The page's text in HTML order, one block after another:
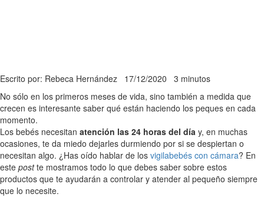
Escrito por: Rebeca Hernández 17/12/2020 3 minutos
No sólo en los primeros meses de vida, sino también a medida que
crecen es interesante saber qué están haciendo los peques en cada
momento.
Los bebés necesitan atención las 24 horas del día y, en muchas
ocasiones, te da miedo dejarles durmiendo por si se despiertan o
necesitan algo. ¿Has oído hablar de los vigilabebés con cámara? En
este postte mostramos todo lo que debes saber sobre estos
productos que te ayudarán a controlar y atender al pequeño siempre
que lo necesite.